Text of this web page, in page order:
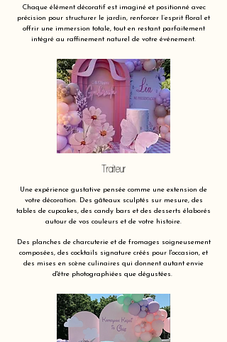
Chaque élément décoratif est imaginé et positionné avec
précision pour structurer le jardin, renforcer l’esprit floral et
offrir une immersion totale, tout en restant parfaitement
intégré au raffinement naturel de votre événement.
Traiteur
Une expérience gustative pensée comme une extension de
votre décoration. Des gâteaux sculptés sur mesure, des
tables de cupcakes, des candy bars et des desserts élaborés
autour de vos couleurs et de votre histoire.
Des planches de charcuterie et de fromages soigneusement
composées, des cocktails signature créés pour l'occasion, et
des mises en scène culinaires qui donnent autant envie
d'être photographiées que dégustées.